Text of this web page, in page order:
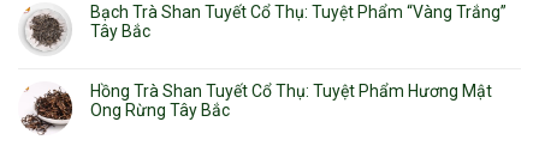
Bạch Trà Shan Tuyết Cổ Thụ: Tuyệt Phẩm “Vàng Trắng”
Tây Bắc
Hồng Trà Shan Tuyết Cổ Thụ: Tuyệt Phẩm Hương Mật
Ong Rừng Tây Bắc